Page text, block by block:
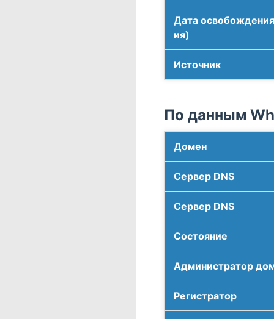
Дата
ия)
Источник
По данным
Домен
Сервер DNS
Сервер DNS
Соcтояние
Администратор
Регистратор